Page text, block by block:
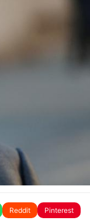
Reddit Pinterest